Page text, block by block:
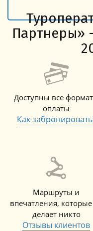
Партнеры»
Доступны все
оплаты
Как
Маршруты и
впечатления,
делает никто
Отзывы клиентов